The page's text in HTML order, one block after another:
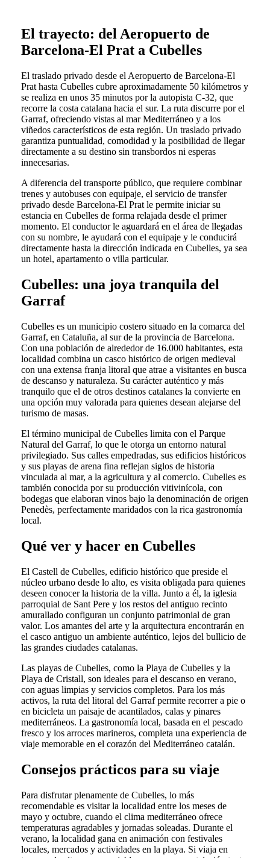
El trayecto: del Aeropuerto de
Barcelona-El Prat a Cubelles
El traslado privado desde el Aeropuerto de Barcelona-El
Prat hasta Cubelles cubre aproximadamente 50 kilómetros y
se realiza en unos 35 minutos por la autopista C-32, que
recorre la costa catalana hacia el sur. La ruta discurre por el
Garraf, ofreciendo vistas al mar Mediterráneo y a los
viñedos característicos de esta región. Un traslado privado
garantiza puntualidad, comodidad y la posibilidad de llegar
directamente a su destino sin transbordos ni esperas
innecesarias.
A diferencia del transporte público, que requiere combinar
trenes y autobuses con equipaje, el servicio de transfer
privado desde Barcelona-El Prat le permite iniciar su
estancia en Cubelles de forma relajada desde el primer
momento. El conductor le aguardará en el área de llegadas
con su nombre, le ayudará con el equipaje y le conducirá
directamente hasta la dirección indicada en Cubelles, ya sea
un hotel, apartamento o villa particular.
Cubelles: una joya tranquila del
Garraf
Cubelles es un municipio costero situado en la comarca del
Garraf, en Cataluña, al sur de la provincia de Barcelona.
Con una población de alrededor de 16.000 habitantes, esta
localidad combina un casco histórico de origen medieval
con una extensa franja litoral que atrae a visitantes en busca
de descanso y naturaleza. Su carácter auténtico y más
tranquilo que el de otros destinos catalanes la convierte en
una opción muy valorada para quienes desean alejarse del
turismo de masas.
El término municipal de Cubelles limita con el Parque
Natural del Garraf, lo que le otorga un entorno natural
privilegiado. Sus calles empedradas, sus edificios históricos
y sus playas de arena fina reflejan siglos de historia
vinculada al mar, a la agricultura y al comercio. Cubelles es
también conocida por su producción vitivinícola, con
bodegas que elaboran vinos bajo la denominación de origen
Penedès, perfectamente maridados con la rica gastronomía
local.
Qué ver y hacer en Cubelles
El Castell de Cubelles, edificio histórico que preside el
núcleo urbano desde lo alto, es visita obligada para quienes
deseen conocer la historia de la villa. Junto a él, la iglesia
parroquial de Sant Pere y los restos del antiguo recinto
amurallado configuran un conjunto patrimonial de gran
valor. Los amantes del arte y la arquitectura encontrarán en
el casco antiguo un ambiente auténtico, lejos del bullicio de
las grandes ciudades catalanas.
Las playas de Cubelles, como la Playa de Cubelles y la
Playa de Cristall, son ideales para el descanso en verano,
con aguas limpias y servicios completos. Para los más
activos, la ruta del litoral del Garraf permite recorrer a pie o
en bicicleta un paisaje de acantilados, calas y pinares
mediterráneos. La gastronomía local, basada en el pescado
fresco y los arroces marineros, completa una experiencia de
viaje memorable en el corazón del Mediterráneo catalán.
Consejos prácticos para su viaje
Para disfrutar plenamente de Cubelles, lo más
recomendable es visitar la localidad entre los meses de
mayo y octubre, cuando el clima mediterráneo ofrece
temperaturas agradables y jornadas soleadas. Durante el
verano, la localidad gana en animación con festivales
locales, mercados y actividades en la playa. Si viaja en